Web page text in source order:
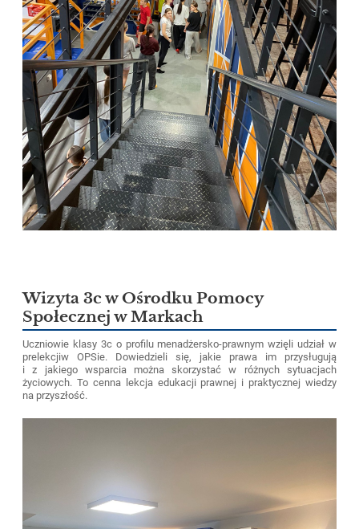
Wizyta 3c w Ośrodku Pomocy
Społecznej w Markach
Uczniowie klasy 3c o profilu menadżersko-prawnym wzięli udział w
prelekcjiw OPSie. Dowiedzieli się, jakie prawa im przysługują
i z jakiego wsparcia można skorzystać w różnych sytuacjach
życiowych. To cenna lekcja edukacji prawnej i praktycznej wiedzy
na przyszłość.